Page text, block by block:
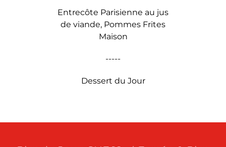
Entrecôte Parisienne au jus
de viande, Pommes Frites
Maison
-----
Dessert du Jour